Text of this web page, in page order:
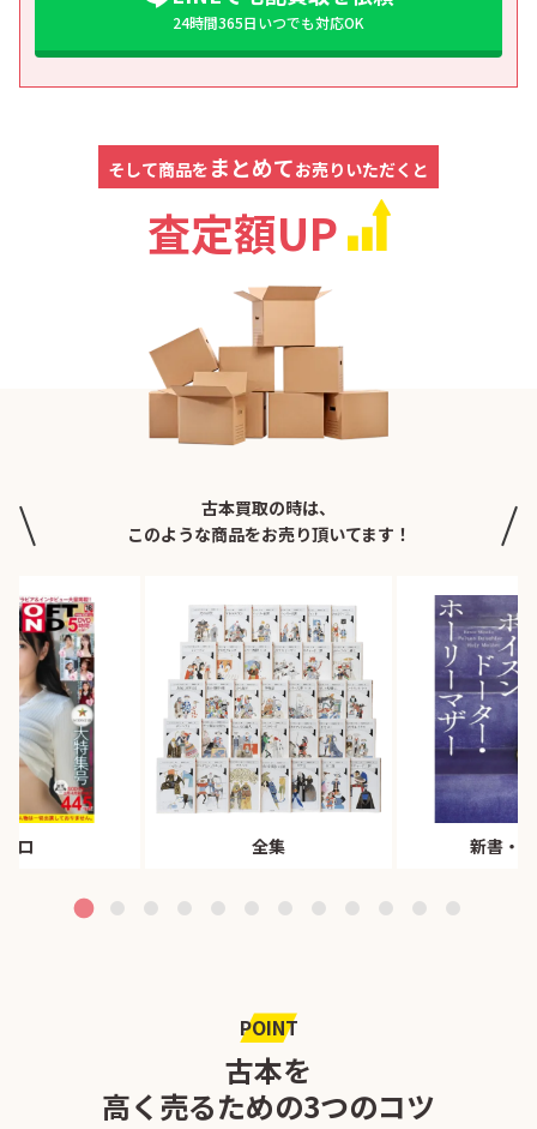
24時間365日いつでも対応OK
そして商品を まとめてお売りいただくと
査定額UP
古本買取の時は、
このような商品をお売り頂いてます！
エロ 全集 新書・
POINT
古本を
高く売るための3つのコツ